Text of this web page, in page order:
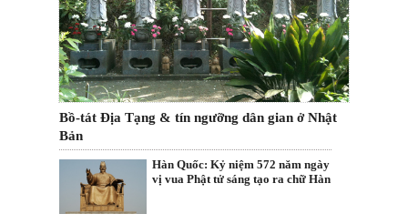
Bồ-tát Địa Tạng & tín ngưỡng dân gian ở Nhật
Bản
Hàn Quốc: Kỷ niệm 572 năm ngày
vị vua Phật tử sáng tạo ra chữ Hàn